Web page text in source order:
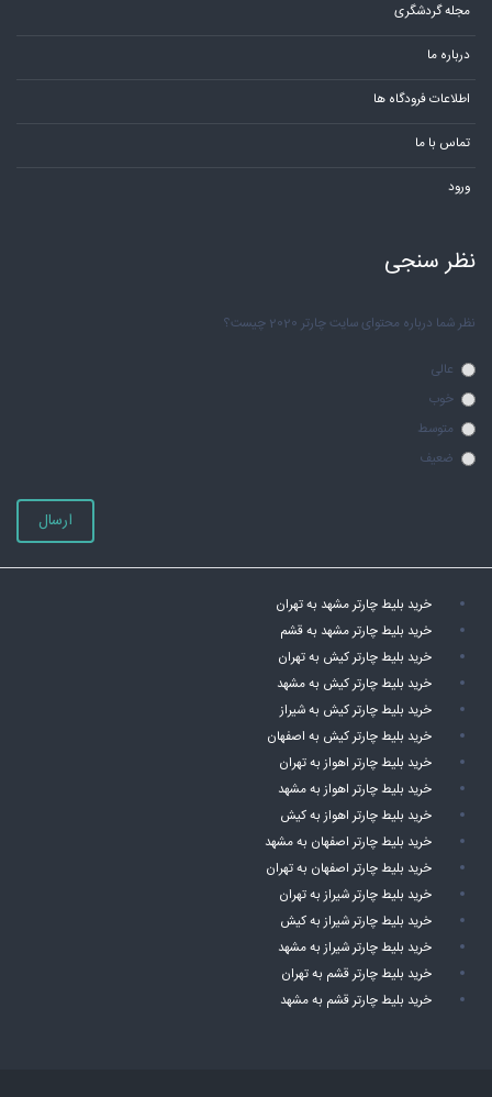
مجله گردشگری
درباره ما
اطلاعات فرودگاه ها
تماس با ما
ورود
نظر سنجی
نظر شما درباره محتوای سایت چارتر 2020 چیست؟
عالی
خوب
متوسط
ضعیف
ارسال
خرید بلیط چارتر مشهد به تهران
خرید بلیط چارتر مشهد به قشم
خرید بلیط چارتر کیش به تهران
خرید بلیط چارتر کیش به مشهد
خرید بلیط چارتر کیش به شیراز
خرید بلیط چارتر کیش به اصفهان
خرید بلیط چارتر اهواز به تهران
خرید بلیط چارتر اهواز به مشهد
خرید بلیط چارتر اهواز به کیش
خرید بلیط چارتر اصفهان به مشهد
خرید بلیط چارتر اصفهان به تهران
خرید بلیط چارتر شیراز به تهران
خرید بلیط چارتر شیراز به کیش
خرید بلیط چارتر شیراز به مشهد
خرید بلیط چارتر قشم به تهران
خرید بلیط چارتر قشم به مشهد